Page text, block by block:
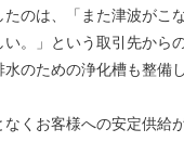
たのは、「また津波がこ
。」という取引先から
水のための浄化槽も整備
くお客様への安定供給